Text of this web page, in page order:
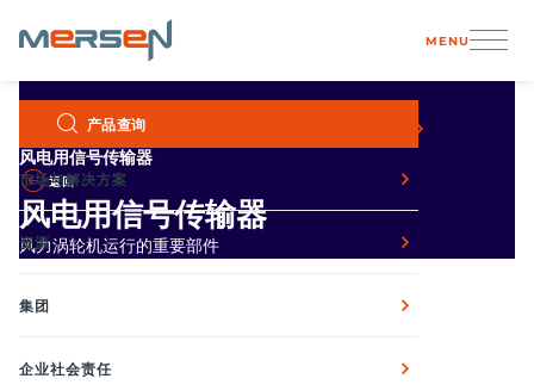
Skip
to
content
MENU
集团
企业社会责任
市场与解决方案
资源
产品查询
产品
风电用信号传输器
返回
风电用信号传输器
风力涡轮机运行的重要部件